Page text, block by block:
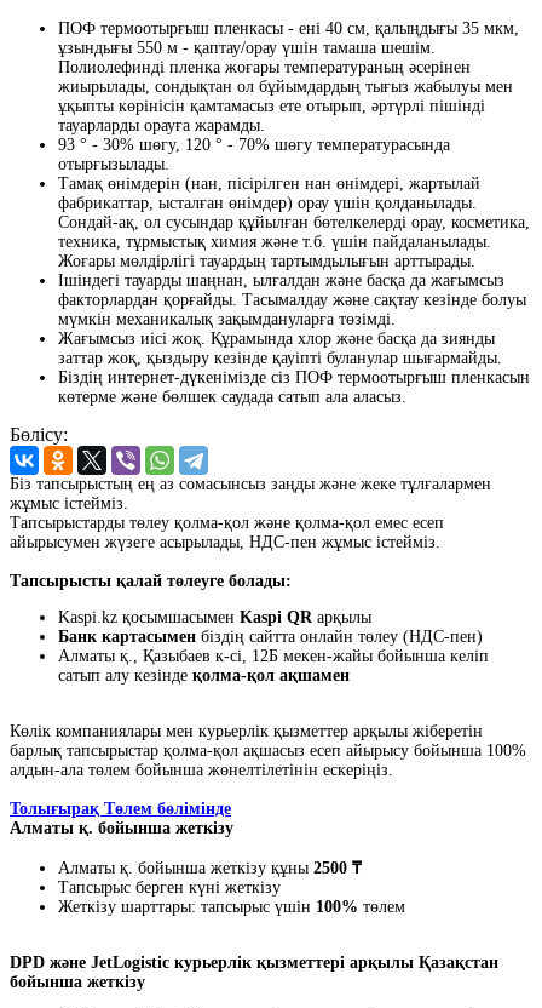
ПОФ термоотырғыш пленкасы - ені 40 см, қалыңдығы 35 мкм,
ұзындығы 550 м - қаптау/орау үшін тамаша шешім.
Полиолефинді пленка жоғары температураның әсерінен
жиырылады, сондықтан ол бұйымдардың тығыз жабылуы мен
ұқыпты көрінісін қамтамасыз ете отырып, әртүрлі пішінді
тауарларды орауға жарамды.
93 ° - 30% шөгу, 120 ° - 70% шөгу температурасында
отырғызылады.
Тамақ өнімдерін (нан, пісірілген нан өнімдері, жартылай
фабрикаттар, ысталған өнімдер) орау үшін қолданылады.
Сондай-ақ, ол сусындар құйылған бөтелкелерді орау, косметика,
техника, тұрмыстық химия және т.б. үшін пайдаланылады.
Жоғары мөлдірлігі тауардың тартымдылығын арттырады.
Ішіндегі тауарды шаңнан, ылғалдан және басқа да жағымсыз
факторлардан қорғайды. Тасымалдау және сақтау кезінде болуы
мүмкін механикалық зақымдануларға төзімді.
Жағымсыз иісі жоқ. Құрамында хлор және басқа да зиянды
заттар жоқ, қыздыру кезінде қауіпті буланулар шығармайды.
Біздің интернет-дүкенімізде сіз ПОФ термоотырғыш пленкасын
көтерме және бөлшек саудада сатып ала аласыз.
Бөлісу:
Біз тапсырыстың ең аз сомасынсыз заңды және жеке тұлғалармен
жұмыс істейміз.
Тапсырыстарды төлеу қолма-қол және қолма-қол емес есеп
айырысумен жүзеге асырылады, НДС-пен жұмыс істейміз.
Тапсырысты қалай төлеуге болады:
Kaspi.kz қосымшасымен Kaspi QRарқылы
Банк картасымен біздің сайтта онлайн төлеу (НДС-пен)
Алматы қ., Қазыбаев к-сі, 12Б мекен-жайы бойынша келіп
сатып алу кезінде қолма-қол ақшамен
Көлік компаниялары мен курьерлік қызметтер арқылы жіберетін
барлық тапсырыстар қолма-қол ақшасыз есеп айырысу бойынша 100%
алдын-ала төлем бойынша жөнелтілетінін ескеріңіз.
Толығырақ Төлем бөлімінде
Алматы қ. бойынша жеткізу
Алматы қ. бойынша жеткізу құны 2500 ₸
Тапсырыс берген күні жеткізу
Жеткізу шарттары: тапсырыс үшін 100% төлем
DPD және JetLogistic курьерлік қызметтері арқылы Қазақстан
бойынша жеткізу